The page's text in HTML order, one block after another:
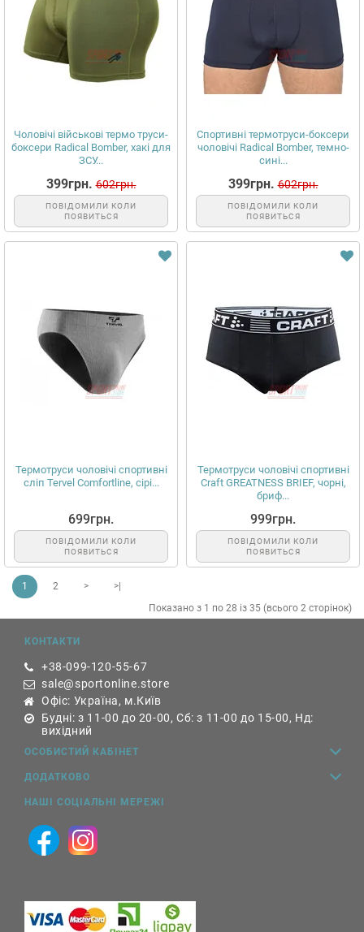
Чоловічі військові термо труси-
боксери Radical Bomber, хакі для
ЗСУ...
399грн. 602грн.
ПОВІДОМИЛИ КОЛИ
ПОЯВИТЬСЯ
Спортивні термотруси-боксери
чоловічі Radical Bomber, темно-
сині...
399грн. 602грн.
ПОВІДОМИЛИ КОЛИ
ПОЯВИТЬСЯ
Термотруси чоловічі спортивні
сліп Tervel Comfortline, сірі...
699грн.
ПОВІДОМИЛИ КОЛИ
ПОЯВИТЬСЯ
Термотруси чоловічі спортивні
Craft GREATNESS BRIEF, чорні,
бриф...
999грн.
ПОВІДОМИЛИ КОЛИ
ПОЯВИТЬСЯ
1 2 >
>|
Показано з 1 по 28 із 35 (всього 2 сторінок)
КОНТАКТИ
+38-099-120-55-67
sale@sportonline.store
Офіс: Україна, м.Київ
Будні: з 11-00 до 20-00, Сб: з 11-00 до 15-00, Нд:
вихідний
ОСОБИСТИЙ КАБІНЕТ
ДОДАТКОВО
НАШІ СОЦІАЛЬНІ МЕРЕЖІ